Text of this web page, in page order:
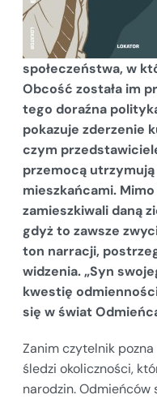
społeczeństwa, w
Obcość została im
tego doraźna
pokazuje zderzenie
czym
przemocą utrzymują
mieszkańcami.
zamieszkiwali daną
gdyż to zawsze
ton narracji,
widzenia. „Syn
kwestię
się w świat
Zanim czytelnik
śledzi okoliczności,
narodzin. Odmieńców